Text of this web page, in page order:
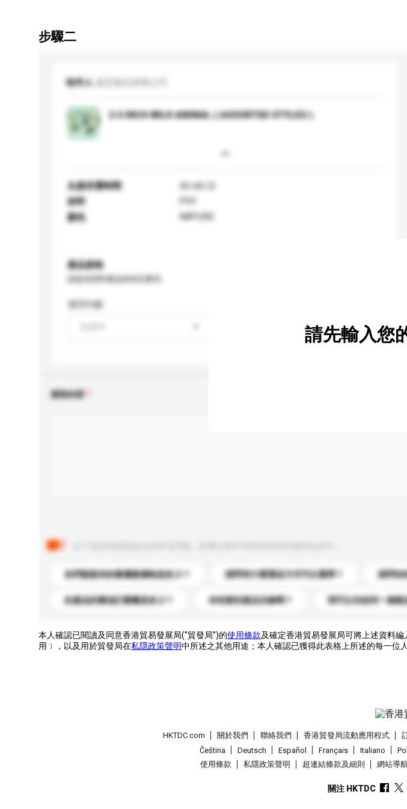
步驟二
收件人
2.5 INCH WILD ANIMAL ( ASSORTED STYLES )
生產所需時間
45-60 日
材料
顏色
NATURE
產品規格
適用年齡
新增/刪除選項
查詢內容
你們能提供的最優惠價格是多少？ 請問有什麼運送方式可以選擇？ 請問你
此產品的最低訂購量是多少？ 你有新的產品目錄嗎？ 我可以先收到一個樣
請先輸入您
本人確認已閱讀及同意香港貿易發展局(“貿發局”)的使用條款及確定香港貿易發展局可將上述資料
用﹞，以及用於貿發局在私隱政策聲明中所述之其他用途；本人確認已獲得此表格上所述的每一位
HKTDC.com 關於我們 聯絡我們 香港貿發局流動應用程式
Čeština
Deutsch Español Français Italiano
使用條款
私隱政策聲明 超連結條款及細則 網站導
關注 HKTDC